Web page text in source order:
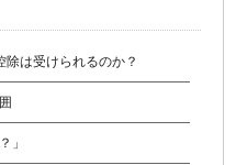
は受けられるのか？
」